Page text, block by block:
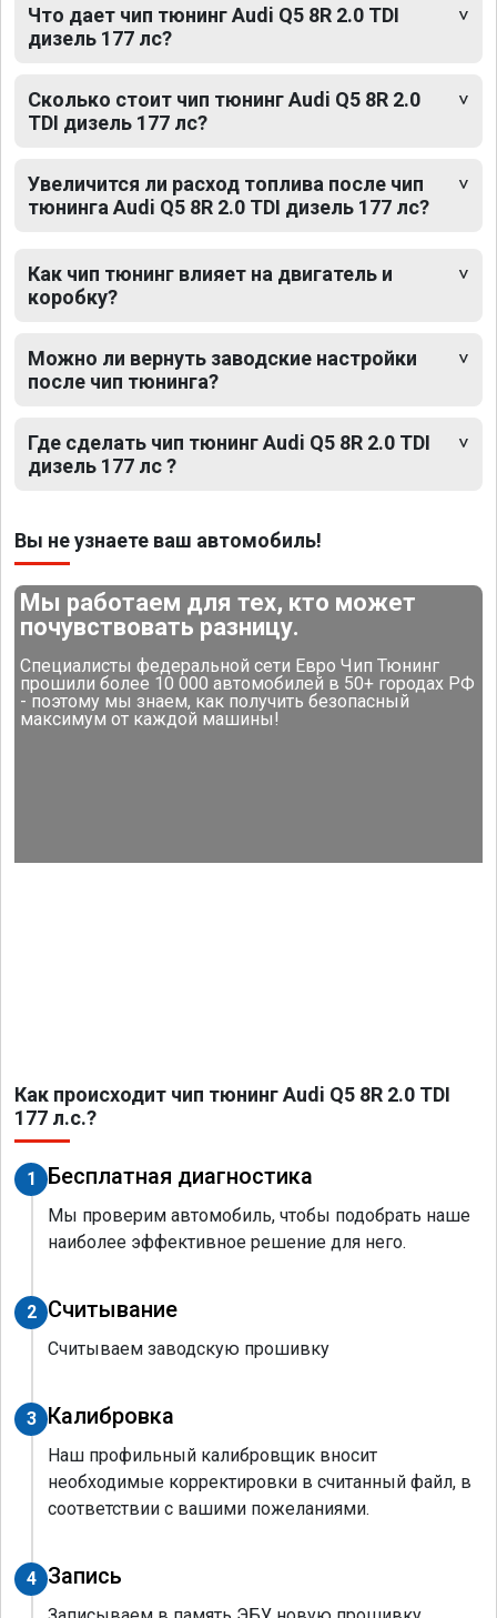
Что дает чип тюнинг Audi Q5 8R 2.0 TDI
дизель 177 лс?
Сколько стоит чип тюнинг Audi Q5 8R 2.0
TDI дизель 177 лс?
Увеличится ли расход топлива после чип
тюнинга Audi Q5 8R 2.0 TDI дизель 177 лс?
Как чип тюнинг влияет на двигатель и
коробку?
Можно ли вернуть заводские настройки
после чип тюнинга?
Где сделать чип тюнинг Audi Q5 8R 2.0 TDI
дизель 177 лс ?
Вы не узнаете ваш автомобиль!
Мы работаем для тех, кто может
почувствовать разницу.
Специалисты федеральной сети Евро Чип Тюнинг
прошили более 10 000 автомобилей в 50+ городах РФ
- поэтому мы знаем, как получить безопасный
максимум от каждой машины!
Как происходит чип тюнинг Audi Q5 8R 2.0 TDI
177 л.с.?
1 Бесплатная диагностика
Мы проверим автомобиль, чтобы подобрать наше
наиболее эффективное решение для него.
2 Считывание
Считываем заводскую прошивку
3 Калибровка
Наш профильный калибровщик вносит
необходимые корректировки в считанный файл, в
соответствии с вашими пожеланиями.
4 Запись